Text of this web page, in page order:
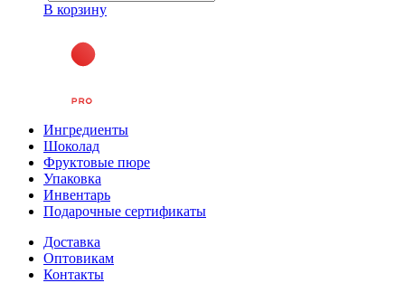
В корзину
Ингредиенты
Шоколад
Фруктовые пюре
Упаковка
Инвентарь
Подарочные сертификаты
Доставка
Оптовикам
Контакты